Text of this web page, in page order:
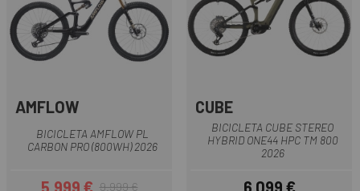
AMFLOW
BICICLETA AMFLOW PL
CARBON PRO (800WH) 2026
5.999 € 9.999 €
CUBE
BICICLETA CUBE STEREO
HYBRID ONE44 HPC TM 800
2026
6.099 €